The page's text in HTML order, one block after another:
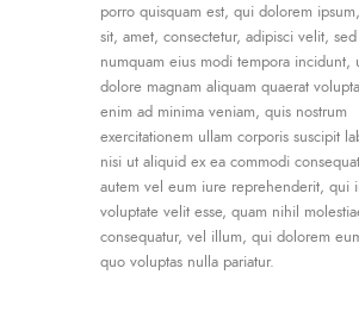
porro quisquam est, qui dolorem
sit, amet, consectetur, adipisci velit,
numquam eius modi tempora incidunt,
dolore magnam aliquam quaerat
enim ad minima veniam, quis nostrum
exercitationem ullam corporis suscipit
nisi ut aliquid ex ea commodi
autem vel eum iure reprehenderit, qui
voluptate velit esse, quam nihil
consequatur, vel illum, qui dolorem
quo voluptas nulla pariatur.